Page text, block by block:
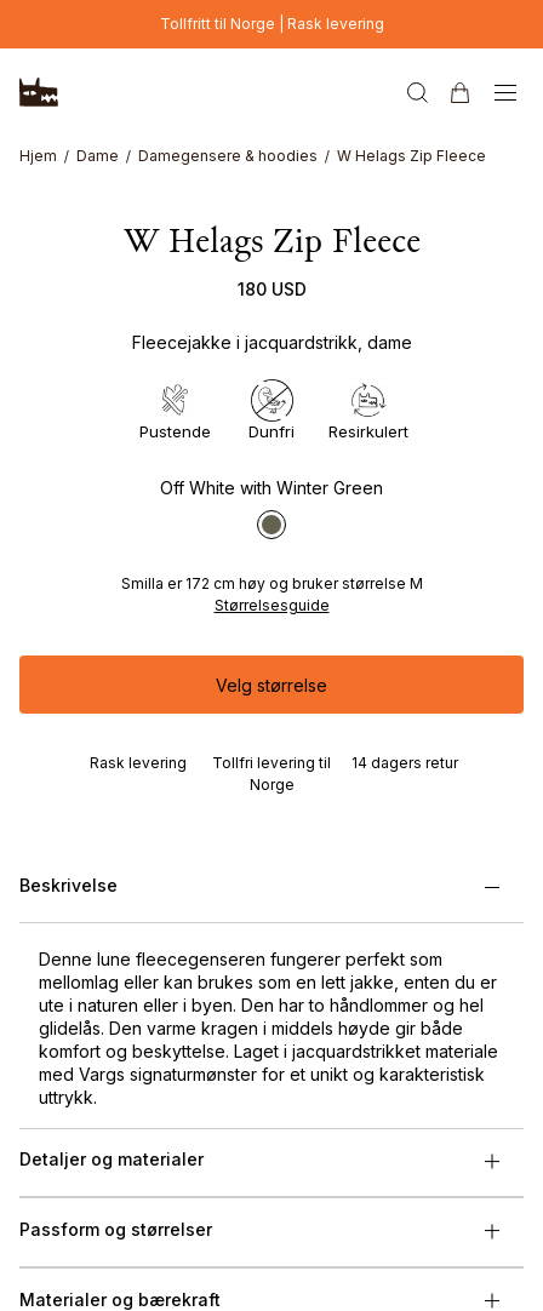
Hopp til hovedinnholdTollfritt til Norge | Rask levering
Hjem Dame Damegensere & hoodies W Helags Zip Fleece
W Helags Zip Fleece
180 USD
Fleecejakke i jacquardstrikk, dame
Pustende Dunfri Resirkulert
Off White with Winter Green
Smilla er 172 cm høy og bruker størrelse M
Størrelsesguide
Velg størrelse
Rask levering
Tollfri levering til
Norge
14 dagers retur
Beskrivelse
Denne lune fleecegenseren fungerer perfekt som
mellomlag eller kan brukes som en lett jakke, enten du er
ute i naturen eller i byen. Den har to håndlommer og hel
glidelås. Den varme kragen i middels høyde gir både
komfort og beskyttelse. Laget i jacquardstrikket materiale
med Vargs signaturmønster for et unikt og karakteristisk
uttrykk.
Detaljer og materialer
Passform og størrelser
Materialer og bærekraft